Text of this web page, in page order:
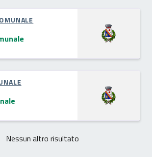
Nessun altro risultato